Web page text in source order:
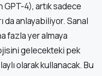
4), artık sadece
da anlayabiliyor. Sanal
fazla yer almaya
gelecekteki pek
olarak kullanacak. Bu